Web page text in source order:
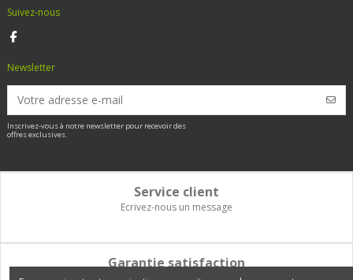
Suivez-nous
Newsletter
Inscrivez-vous à notre newsletter pour recevoir des
offres exclusives.
Service client
Ecrivez-nous un message
Garantie satisfaction